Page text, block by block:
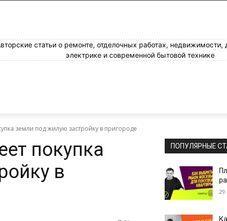
статьи о ремонте, отделочных работах, недвижимости,
электрике и современной бытовой технике
земли под жилую застройку в пригороде
покупка
в
ПОПУЛЯРНЫЕ